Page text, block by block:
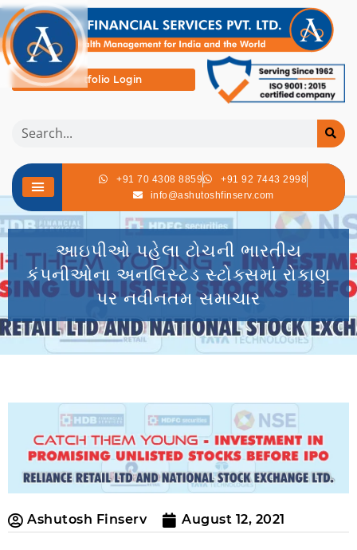
Portfolio Login
+91 70 4308 8859
+91 92 7443 2998
info@ashutoshfinserv.com
આઇપીઓ પહેલા ટોચની ભારતીય
કંપનીઓના અનલિસ્ટેડ સ્ટોક્સમાં રોકાણ
પર નવીનતમ સમાચાર
Ashutosh Finserv August 12, 2021